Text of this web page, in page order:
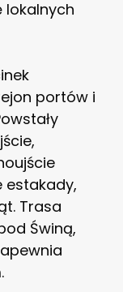
lokalnych
portów i
estakady,
Trasa
Świną,